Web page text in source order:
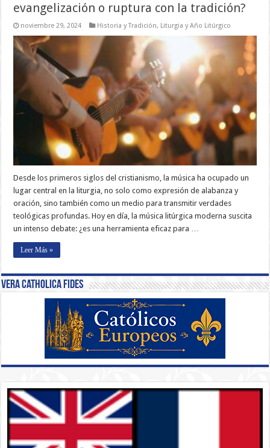
evangelización o ruptura con la tradición?
noviembre 29, 2024 Historia y Tradición, Liturgia y Año Litúrgico
Desde los primeros siglos del cristianismo, la música ha ocupado un
lugar central en la liturgia, no solo como expresión de alabanza y
oración, sino también como un medio para transmitir verdades
teológicas profundas. Hoy en día, la música litúrgica moderna suscita
un intenso debate: ¿es una herramienta eficaz para …
Leer Más »
Vera Catholica Fides